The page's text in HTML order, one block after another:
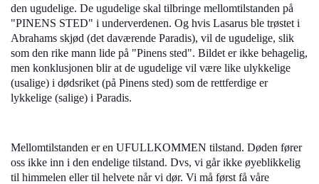
den ugudelige. De ugudelige skal tilbringe mellomtilstanden på
"PINENS STED" i underverdenen. Og hvis Lasarus ble trøstet i
Abrahams skjød (det daværende Paradis), vil de ugudelige, slik
som den rike mann lide på "Pinens sted". Bildet er ikke behagelig,
men konklusjonen blir at de ugudelige vil være like ulykkelige
(usalige) i dødsriket (på Pinens sted) som de rettferdige er
lykkelige (salige) i Paradis.
Mellomtilstanden er en UFULLKOMMEN tilstand. Døden fører
oss ikke inn i den endelige tilstand. Dvs, vi går ikke øyeblikkelig
til himmelen eller til helvete når vi dør. Vi må først få våre